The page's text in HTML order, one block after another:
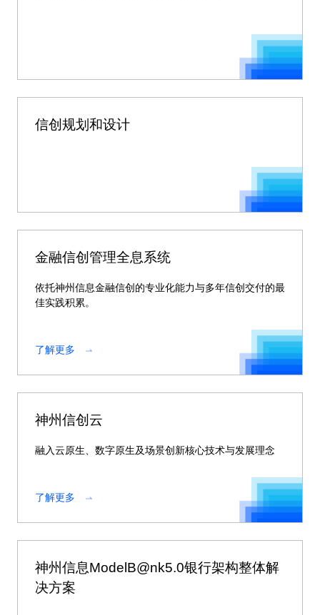
信创规划和设计
金融信创管理全息系统
依托神州信息金融信创的专业化能力与多年信创交付的最
佳实践积累。
了解更多
神州信创云
融入云原生、数字原生及场景创新核心技术与发展理念
了解更多
神州信息ModelB@nk5.0银行架构整体解
决方案